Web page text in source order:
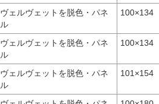
ヴェルヴェットを脱色・パネ
ル
100×134
ヴェルヴェットを脱色・パネ
ル
100×134
ヴェルヴェットを脱色・パネ
ル
101×154